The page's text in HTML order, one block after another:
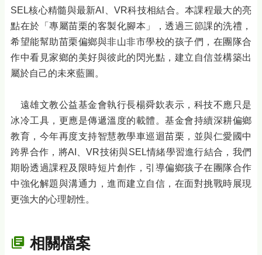
SEL核心精髓與最新AI、VR科技相結合。本課程最大的亮
點在於「專屬苗栗的客製化腳本」，透過三節課的洗禮，
希望能幫助苗栗偏鄉與非山非市學校的孩子們，在團隊合
作中看見家鄉的美好與彼此的閃光點，建立自信並構築出
屬於自己的未來藍圖。
遠雄文教公益基金會執行長楊舜欽表示，科技不應只是
冰冷工具，更應是傳遞溫度的載體。基金會持續深耕偏鄉
教育，今年再度支持智慧教學車巡迴苗栗，並與仁愛國中
跨界合作，將AI、VR技術與SEL情緒學習進行結合，我們
期盼透過課程及限時短片創作，引導偏鄉孩子在團隊合作
中強化解題與溝通力，進而建立自信，在面對挑戰時展現
更強大的心理韌性。
相關檔案